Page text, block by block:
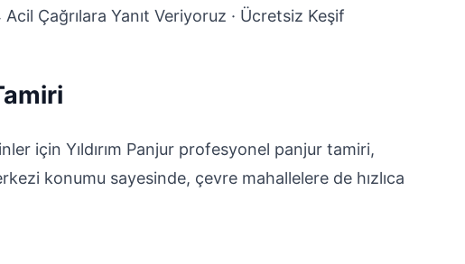
Çağrılara Yanıt Veriyoruz · Ücretsiz Keşif
için Yıldırım Panjur profesyonel panjur tamiri,
konumu sayesinde, çevre mahallelere de hızlıca